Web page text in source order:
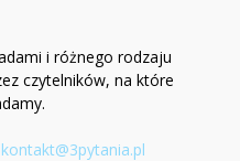
i różnego rodzaju
czytelników, na które
kontakt@3pytania.pl